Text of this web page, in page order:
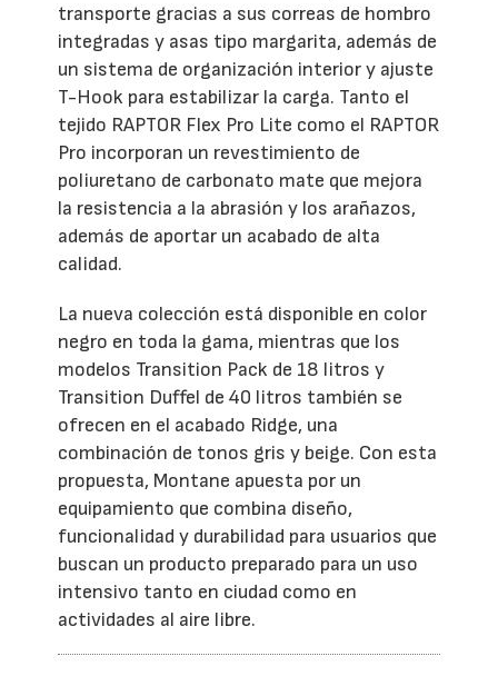
transporte gracias a sus correas de hombro
integradas y asas tipo margarita, además de
un sistema de organización interior y ajuste
T-Hook para estabilizar la carga. Tanto el
tejido RAPTOR Flex Pro Lite como el RAPTOR
Pro incorporan un revestimiento de
poliuretano de carbonato mate que mejora
la resistencia a la abrasión y los arañazos,
además de aportar un acabado de alta
calidad.
La nueva colección está disponible en color
negro en toda la gama, mientras que los
modelos Transition Pack de 18 litros y
Transition Duffel de 40 litros también se
ofrecen en el acabado Ridge, una
combinación de tonos gris y beige. Con esta
propuesta, Montane apuesta por un
equipamiento que combina diseño,
funcionalidad y durabilidad para usuarios que
buscan un producto preparado para un uso
intensivo tanto en ciudad como en
actividades al aire libre.